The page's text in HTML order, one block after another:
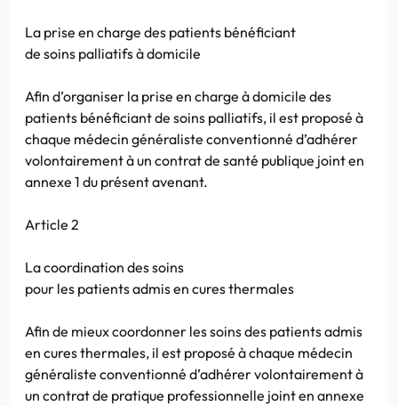
La prise en charge des patients bénéficiant
de soins palliatifs à domicile
Afin d’organiser la prise en charge à domicile des
patients bénéficiant de soins palliatifs, il est proposé à
chaque médecin généraliste conventionné d’adhérer
volontairement à un contrat de santé publique joint en
annexe 1 du présent avenant.
Article 2
La coordination des soins
pour les patients admis en cures thermales
Afin de mieux coordonner les soins des patients admis
en cures thermales, il est proposé à chaque médecin
généraliste conventionné d’adhérer volontairement à
un contrat de pratique professionnelle joint en annexe